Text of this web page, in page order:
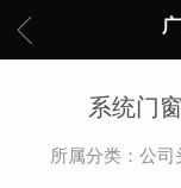
系统门
所属分类：公